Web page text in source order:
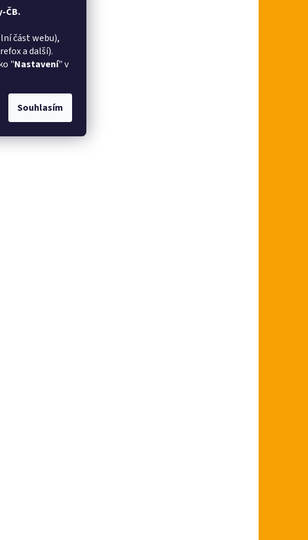
ČB.
část webu),
a další).
"Nastavení" v
Souhlasím